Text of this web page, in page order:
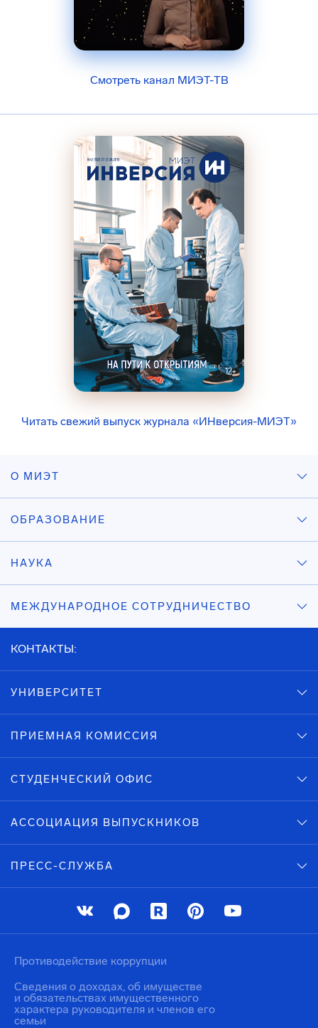
Смотреть канал МИЭТ-ТВ
Читать свежий выпуск журнала «ИНверсия-МИЭТ»
О МИЭТ
ОБРАЗОВАНИЕ
НАУКА
МЕЖДУНАРОДНОЕ СОТРУДНИЧЕСТВО
КОНТАКТЫ:
УНИВЕРСИТЕТ
ПРИЕМНАЯ КОМИССИЯ
СТУДЕНЧЕСКИЙ ОФИС
АССОЦИАЦИЯ ВЫПУСКНИКОВ
ПРЕСС-СЛУЖБА
Противодействие коррупции
Сведения о доходах, об имуществе
и обязательствах имущественного
характера руководителя и членов его
семьи